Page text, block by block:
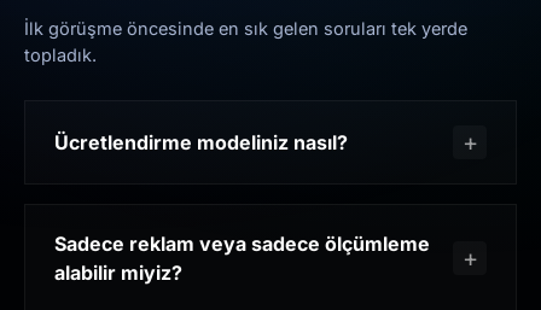
İlk görüşme öncesinde en sık gelen soruları tek yerde
topladık.
Ücretlendirme modeliniz nasıl?
Sadece reklam veya sadece ölçümleme
alabilir miyiz?